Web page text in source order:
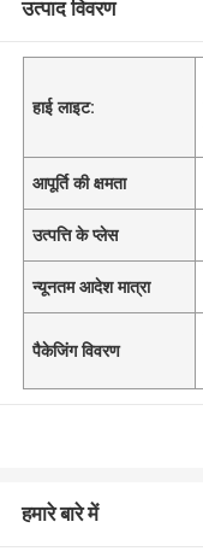
उत्पाद विवरण
हाई लाइट:
आपूर्ति की क्षमता
उत्पत्ति के प्लेस
न्यूनतम आदेश मात्रा
पैकेजिंग विवरण
हमारे बारे में